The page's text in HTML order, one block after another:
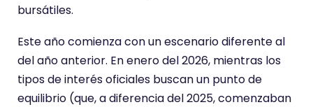
bursátiles.
Este año comienza con un escenario diferente al
del año anterior. En enero del 2026, mientras los
tipos de interés oficiales buscan un punto de
equilibrio (que, a diferencia del 2025, comenzaban